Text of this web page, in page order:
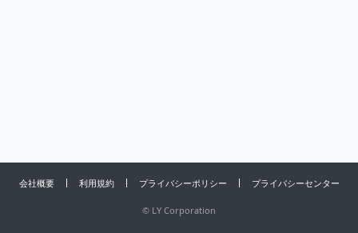
会社概要 利用規約 プライバシーポリシー プライバシーセンター
© LY Corporation